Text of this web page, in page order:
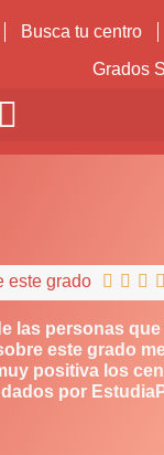
Busca tu centro
Grados
este grado    
las personas
este grado
positiva los
por